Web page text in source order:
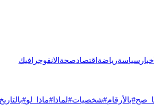
سياسةرياضةاقتصادصحةالانفوجرافيك
#بالأرقام#شخصيات#لماذا #ماذا_لو#بالتاريخ